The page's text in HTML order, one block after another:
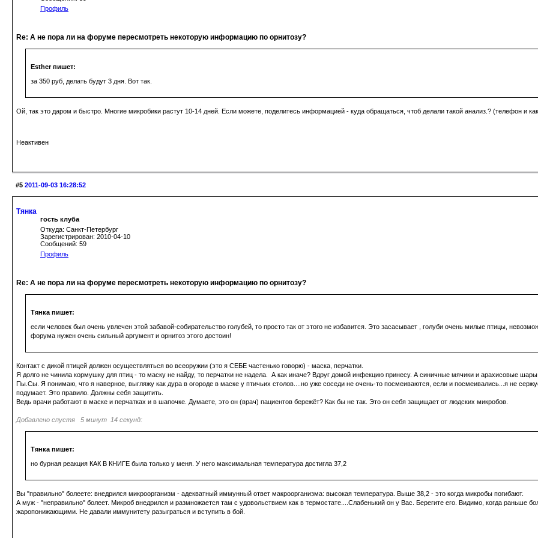
Профиль
Re: А не пора ли на форуме пересмотреть некоторую информацию по орнитозу?
Esther пишет:
за 350 руб, делать будут 3 дня. Вот так.
Ой, так это даром и быстро. Многие микробики растут 10-14 дней. Если можете, поделитесь информацией - куда обращаться, чтоб делали такой анализ.? (телефон и как
Неактивен
#5 2011-09-03 16:28:52
Тянка
гость клуба
Откуда: Санкт-Петербург
Зарегистрирован: 2010-04-10
Сообщений: 59
Профиль
Re: А не пора ли на форуме пересмотреть некоторую информацию по орнитозу?
Тянка пишет:
если человек был очень увлечен этой забавой-собирательство голубей, то просто так от этого не избавится. Это засасывает , голуби очень милые птицы,
форума нужен очень сильный аргумент и орнитоз этого достоин!
Контакт с дикой птицей должен осуществляться во всеоружии (это я СЕБЕ частенько говорю) - маска, перчатки.
Я долго не чинила кормушку для птиц - то маску не найду, то перчатки не надела. А как иначе? Вдруг домой инфекцию принесу. А синичные мячики и арахисовые
Пы.Сы. Я понимаю, что я наверное, выгляжу как дура в огороде в маске у птичьих столов....но уже соседи не очень-то посмеиваются, если и посмеивались...я не
подумает. Это правило. Должны себя защитить.
Ведь врачи работают в маске и перчатках и в шапочке. Думаете, это он (врач) пациентов бережёт? Как бы не так. Это он себя защищает от людских микробов.
Добавлено спустя 5 минут 14 секунд:
Тянка пишет:
но бурная реакция КАК В КНИГЕ была только у меня. У него максимальная температура достигла 37,2
Вы "правильно" болеете: внедрился микроорганизм - адекватный иммунный ответ макроорганизма: высокая температура. Выше 38,2 - это когда микробы погибают.
А муж - "неправильно" болеет. Микроб внедрился и размножается там с удовольствием как в термостате....Слабенький он у Вас. Берегите его. Видимо, когда раньше
жаропонижающими. Не давали иммунитету разыграться и вступить в бой.